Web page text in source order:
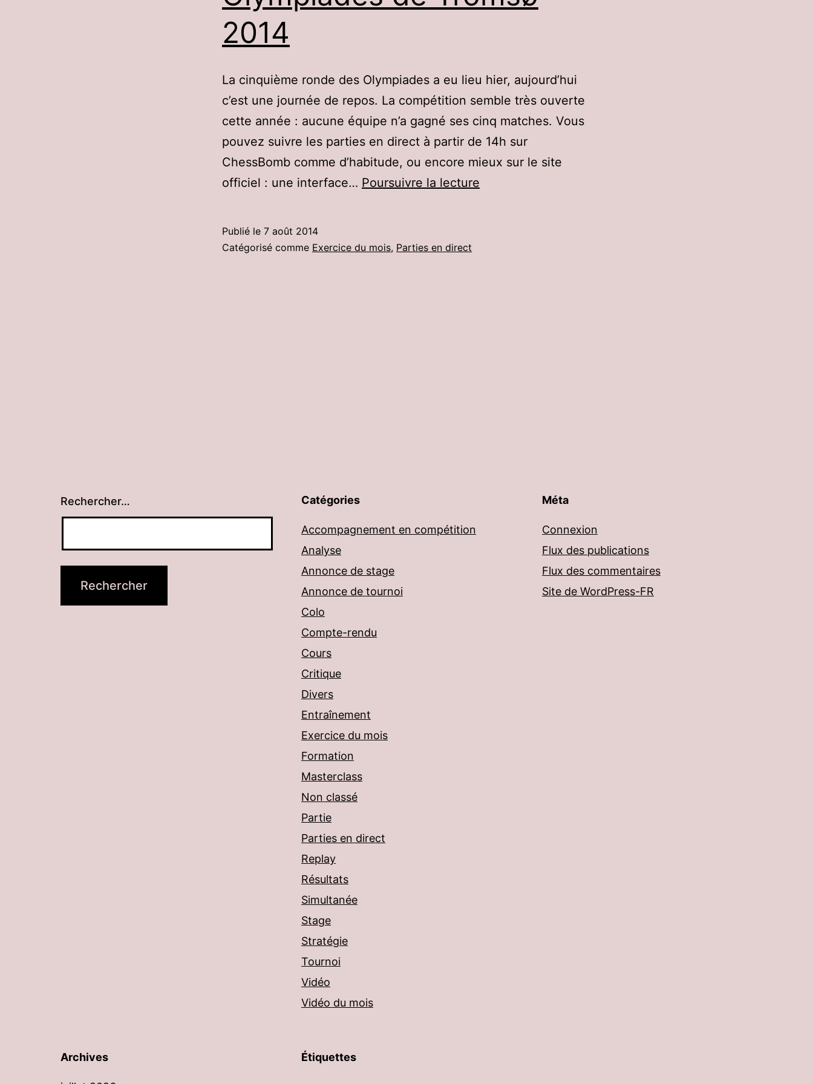
2014
La cinquième ronde des Olympiades a eu lieu hier, aujourd’hui
c’est une journée de repos. La compétition semble très ouverte
cette année : aucune équipe n’a gagné ses cinq matches. Vous
pouvez suivre les parties en direct à partir de 14h sur
ChessBomb comme d’habitude, ou encore mieux sur le site
officiel : une interface… Poursuivre la lecture
Publié le 7 août 2014
Catégorisé comme Exercice du mois, Parties en direct
Rechercher… Catégories
Accompagnement en compétition
Analyse
Annonce de stage
Annonce de tournoi
Colo
Compte-rendu
Cours
Critique
Divers
Entraînement
Exercice du mois
Formation
Masterclass
Non classé
Partie
Parties en direct
Replay
Résultats
Simultanée
Stage
Stratégie
Tournoi
Vidéo
Vidéo du mois
Méta
Connexion
Flux des publications
Flux des commentaires
Site de WordPress-FR
Archives Étiquettes